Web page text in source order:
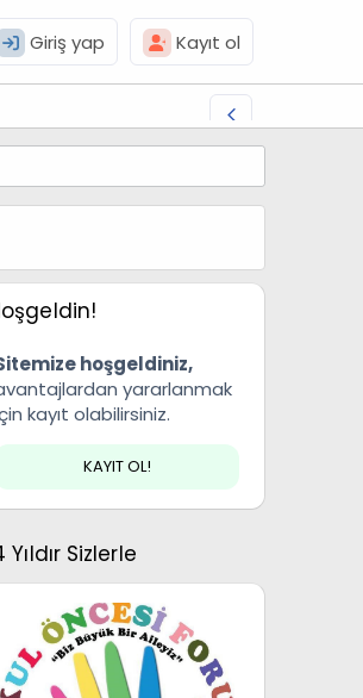
Giriş yap Kayıt ol
hoşgeldiniz,
yararlanmak
kayıt olabilirsiniz.
KAYIT OL!
Yıldır Sizlerle